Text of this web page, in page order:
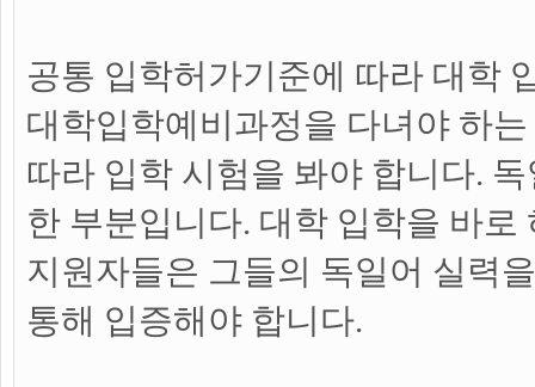
공통 입학허가기준에 따라 대학
대학입학예비과정을 다녀야 하
따라 입학 시험을 봐야 합니다.
한 부분입니다. 대학 입학을 바로
지원자들은 그들의 독일어 실력
통해 입증해야 합니다.